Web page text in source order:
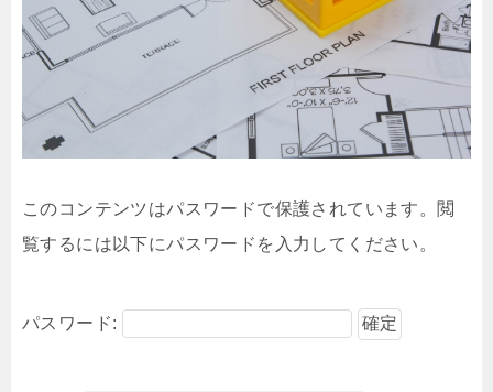
このコンテンツはパスワードで保護されています。閲
覧するには以下にパスワードを入力してください。
パスワード: